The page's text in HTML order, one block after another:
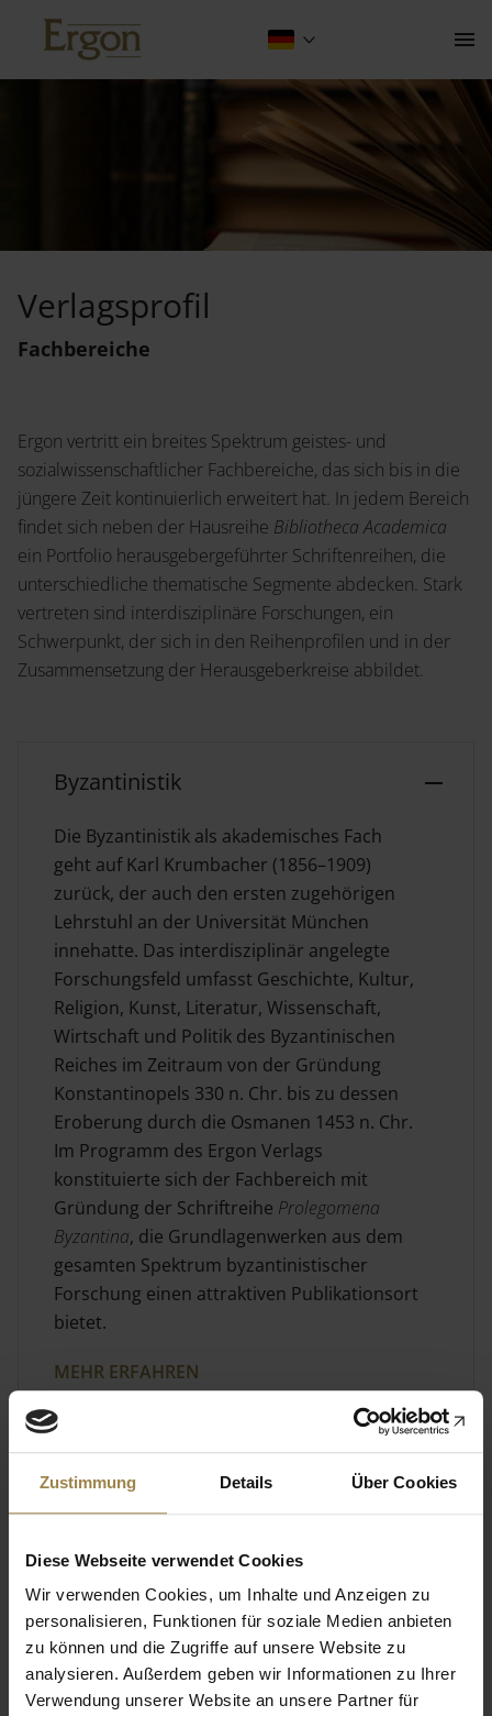
Zustimmung Details Über Cookies
Diese Webseite verwendet Cookies
Wir verwenden Cookies, um Inhalte und Anzeigen zu
personalisieren, Funktionen für soziale Medien anbieten
zu können und die Zugriffe auf unsere Website zu
analysieren. Außerdem geben wir Informationen zu Ihrer
Verwendung unserer Website an unsere Partner für
Der Verlag
News
Karriere
Fachbereiche
Zeitschriften bei Ergon
Prospekte und Kataloge
Open Access
Wissenschaftlich Publizieren
Service
Handelsinfo
Presse
Shop
Inlibra
Kontakt
Fachbereiche
Verlagsprofil
Fachbereiche
Ergon vertritt ein breites Spektrum geistes- und
sozialwissenschaftlicher Fachbereiche, das sich bis in die
jüngere Zeit kontinuierlich erweitert hat. In jedem Bereich
findet sich neben der Hausreihe Bibliotheca Academica
ein Portfolio herausgebergeführter Schriftenreihen, die
unterschiedliche thematische Segmente abdecken. Stark
vertreten sind interdisziplinäre Forschungen, ein
Schwerpunkt, der sich in den Reihenprofilen und in der
Zusammensetzung der Herausgeberkreise abbildet.
Byzantinistik
Die Byzantinistik als akademisches Fach
geht auf Karl Krumbacher (1856–1909)
zurück, der auch den ersten zugehörigen
Lehrstuhl an der Universität München
innehatte. Das interdisziplinär angelegte
Forschungsfeld umfasst Geschichte, Kultur,
Religion, Kunst, Literatur, Wissenschaft,
Wirtschaft und Politik des Byzantinischen
Reiches im Zeitraum von der Gründung
Konstantinopels 330 n. Chr. bis zu dessen
Eroberung durch die Osmanen 1453 n. Chr.
Im Programm des Ergon Verlags
konstituierte sich der Fachbereich mit
Gründung der Schriftreihe Prolegomena
Byzantina, die Grundlagenwerken aus dem
gesamten Spektrum byzantinistischer
Forschung einen attraktiven Publikationsort
bietet.
MEHR ERFAHREN
Informationswissenschaft
Judaistik